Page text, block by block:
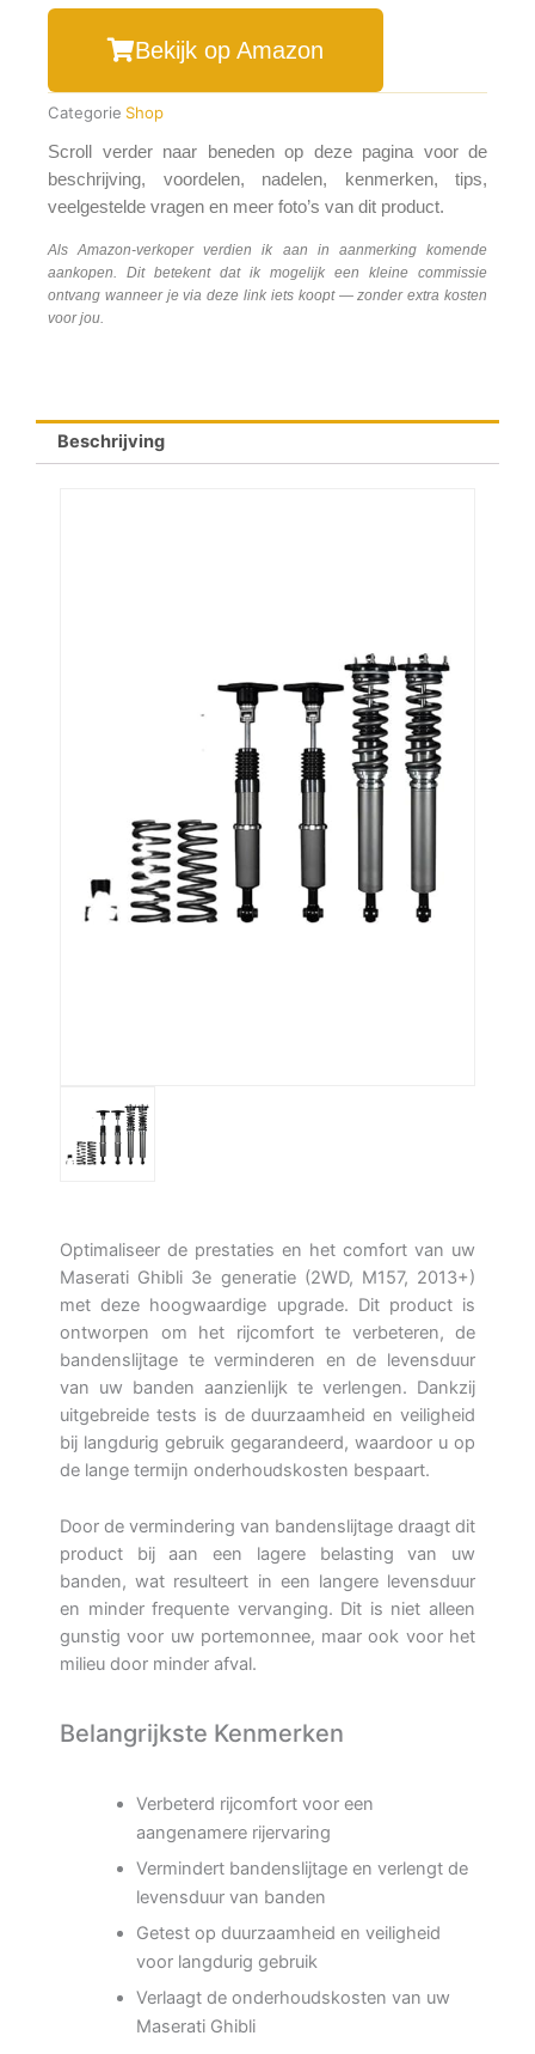
Bekijk op Amazon
Categorie Shop
Scroll verder naar beneden op deze pagina voor de
beschrijving, voordelen, nadelen, kenmerken, tips,
veelgestelde vragen en meer foto’s van dit product.
Als Amazon-verkoper verdien ik aan in aanmerking komende
aankopen. Dit betekent dat ik mogelijk een kleine commissie
ontvang wanneer je via deze link iets koopt — zonder extra kosten
voor jou.
Beschrijving
Optimaliseer de prestaties en het comfort van uw
Maserati Ghibli 3e generatie (2WD, M157, 2013+)
met deze hoogwaardige upgrade. Dit product is
ontworpen om het rijcomfort te verbeteren, de
bandenslijtage te verminderen en de levensduur
van uw banden aanzienlijk te verlengen. Dankzij
uitgebreide tests is de duurzaamheid en veiligheid
bij langdurig gebruik gegarandeerd, waardoor u op
de lange termijn onderhoudskosten bespaart.
Door de vermindering van bandenslijtage draagt dit
product bij aan een lagere belasting van uw
banden, wat resulteert in een langere levensduur
en minder frequente vervanging. Dit is niet alleen
gunstig voor uw portemonnee, maar ook voor het
milieu door minder afval.
Belangrijkste Kenmerken
Verbeterd rijcomfort voor een
aangenamere rijervaring
Vermindert bandenslijtage en verlengt de
levensduur van banden
Getest op duurzaamheid en veiligheid
voor langdurig gebruik
Verlaagt de onderhoudskosten van uw
Maserati Ghibli